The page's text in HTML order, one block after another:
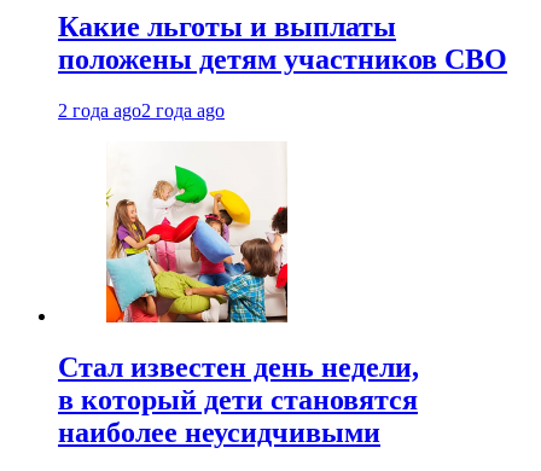
Какие льготы и выплаты
положены детям участников СВО
2 года ago2 года ago
Стал известен день недели,
в который дети становятся
наиболее неусидчивыми